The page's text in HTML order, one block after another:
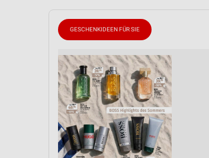
GESCHENKIDEEN FÜR SIE